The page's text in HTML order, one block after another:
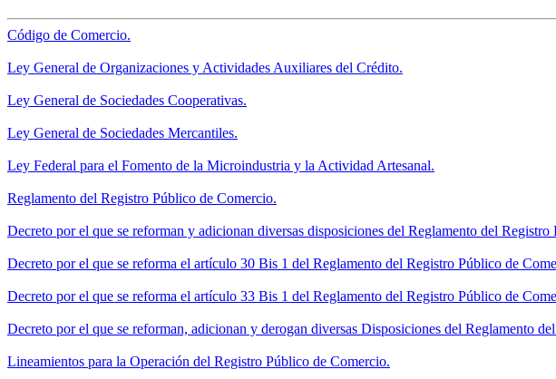
Código de Comercio.
Ley General de Organizaciones y Actividades Auxiliares del Crédito.
Ley General de Sociedades Cooperativas.
Ley General de Sociedades Mercantiles.
Ley Federal para el Fomento de la Microindustria y la Actividad Artesanal.
Reglamento del Registro Público de Comercio.
Decreto por el que se reforman y adicionan diversas disposiciones del Reglamento del
Decreto por el que se reforma el artículo 30 Bis 1 del Reglamento del Registro Público de
Decreto por el que se reforma el artículo 33 Bis 1 del Reglamento del Registro Público de
Decreto por el que se reforman, adicionan y derogan diversas Disposiciones del Reglamento
Lineamientos para la Operación del Registro Público de Comercio.